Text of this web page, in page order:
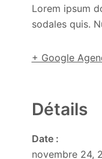
Lorem ipsum
sodales quis.
+ Google
Détails
Date :
novembre 24,